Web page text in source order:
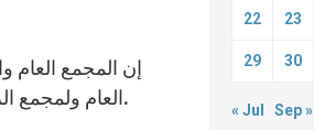
إن المجمع العام
العام ولمجمع الرئاسة العامة الجديد، رافعين الصلاة من أجلهم، لكي يكونوا علامة رحمة في زمن يوبيل الرحمة الالهية.
22 23
29 30
« Jul Sep »